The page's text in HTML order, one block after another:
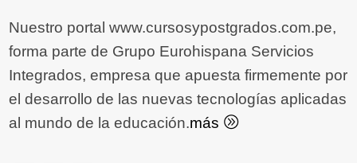
Nuestro portal www.cursosypostgrados.com.pe,
forma parte de Grupo Eurohispana Servicios
Integrados, empresa que apuesta firmemente por
el desarrollo de las nuevas tecnologías aplicadas
al mundo de la educación.más